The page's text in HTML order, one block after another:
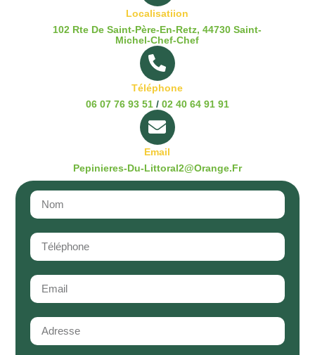
Localisatiion
102 Rte De Saint-Père-En-Retz, 44730 Saint-
Michel-Chef-Chef
Téléphone
06 07 76 93 51/ 02 40 64 91 91
Email
Pepinieres-Du-Littoral2@orange.fr